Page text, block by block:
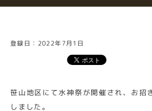
登録日：2022年7月1日
笹山地区にて水神祭が開催され、お招
しました。